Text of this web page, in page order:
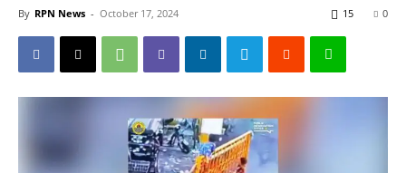
By RPN News - October 17, 2024 0
15